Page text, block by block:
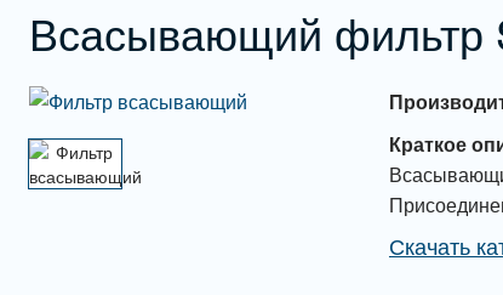
Всасывающий фильтр
Краткое
Скачать